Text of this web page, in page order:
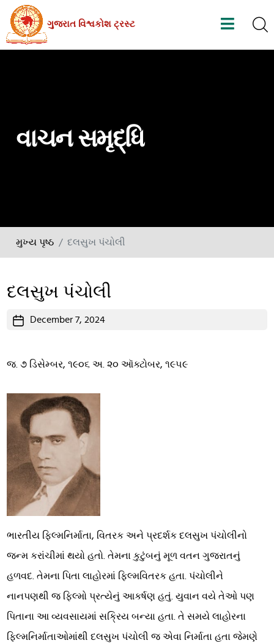
Skip
the
ગુજરાત વિશ્વકોશ ટ્રસ્ટ
વાચન સમૃદ્ધિ
મુખ્ય પૃષ્ઠ દલસુખ પંચોલી
દલસુખ પંચોલી
PostDecember 7, 2024
જ. ૭ ડિસેમ્બર, ૧૯૦૬ અ. ૨૦ ઑક્ટોબર, ૧૯૫૯
ભારતીય ફિલ્મનિર્માતા, વિતરક અને પ્રદર્શક દલસુખ પંચોલીનો
જન્મ કરાંચીમાં થયો હતો. તેમના કુટુંબનું મૂળ વતન ગુજરાતનું
હળવદ. તેમના પિતા લાહોરમાં ફિલ્મવિતરક હતા. પંચોલીને
નાનપણથી જ ફિલ્મો પ્રત્યેનું આકર્ષણ હતું. યુવાન વયે તેઓ પણ
પિતાના આ વ્યવસાયમાં સક્રિય બન્યા હતા. તે સમયે લાહોરના
ફિલ્મનિર્માતાઓમાંથી દલસુખ પંચોલી જ એવા નિર્માતા હતા જેમણે